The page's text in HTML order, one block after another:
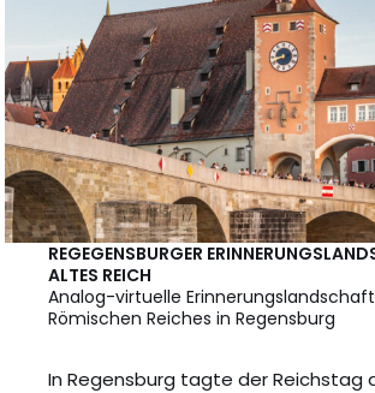
REGEGENSBURGER
ALTES REICH
Analog-virtuelle
Römischen Reiches in Regensburg
In Regensburg tagte der Reichstag